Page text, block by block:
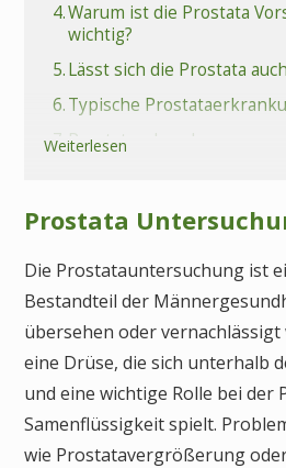
Prostata
Die Prostatauntersuchung ist
Bestandteil der
übersehen oder
eine Drüse, die sich unterhalb
und eine wichtige Rolle bei der
Samenflüssigkeit spielt.
wie Prostatavergrößerung
4.Warum ist die Prostata
wichtig?
5.Lässt sich die Prostata
6.Typische
7.Prostataerkrankungen
9.Häufige Fragen (FAQs) zur
Weiterlesen